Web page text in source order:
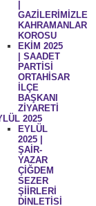
GAZİLERİMİZLE
KAHRAMANLAR
KOROSU
EKİM 2025
| SAADET
PARTİSİ
ORTAHİSAR
İLÇE
BAŞKANI
ZİYARETİ
2025
EYLÜL
2025 |
ŞAİR-
YAZAR
ÇİĞDEM
SEZER
ŞİİRLERİ
DİNLETİSİ